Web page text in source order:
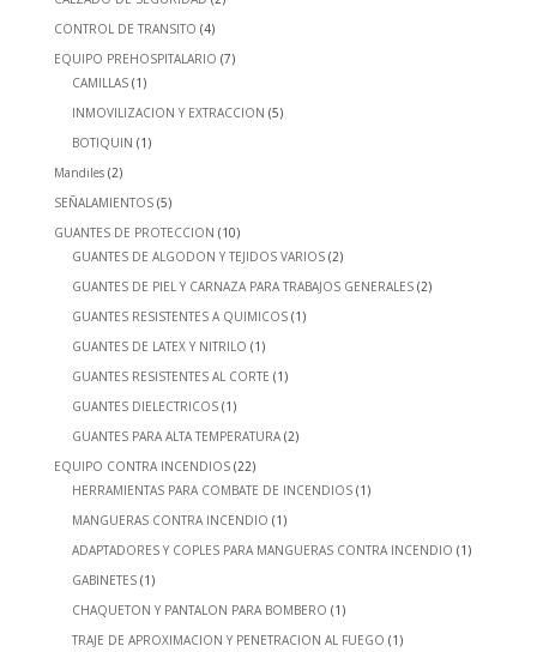
CONTROL DE TRANSITO (4)
EQUIPO PREHOSPITALARIO (7)
CAMILLAS (1)
INMOVILIZACION Y EXTRACCION (5)
BOTIQUIN (1)
Mandiles (2)
SEÑALAMIENTOS (5)
GUANTES DE PROTECCION (10)
GUANTES DE ALGODON Y TEJIDOS VARIOS (2)
GUANTES DE PIEL Y CARNAZA PARA TRABAJOS GENERALES (2)
GUANTES RESISTENTES A QUIMICOS (1)
GUANTES DE LATEX Y NITRILO (1)
GUANTES RESISTENTES AL CORTE (1)
GUANTES DIELECTRICOS (1)
GUANTES PARA ALTA TEMPERATURA (2)
EQUIPO CONTRA INCENDIOS (22)
HERRAMIENTAS PARA COMBATE DE INCENDIOS (1)
MANGUERAS CONTRA INCENDIO (1)
ADAPTADORES Y COPLES PARA MANGUERAS CONTRA INCENDIO (1)
GABINETES (1)
CHAQUETON Y PANTALON PARA BOMBERO (1)
TRAJE DE APROXIMACION Y PENETRACION AL FUEGO (1)